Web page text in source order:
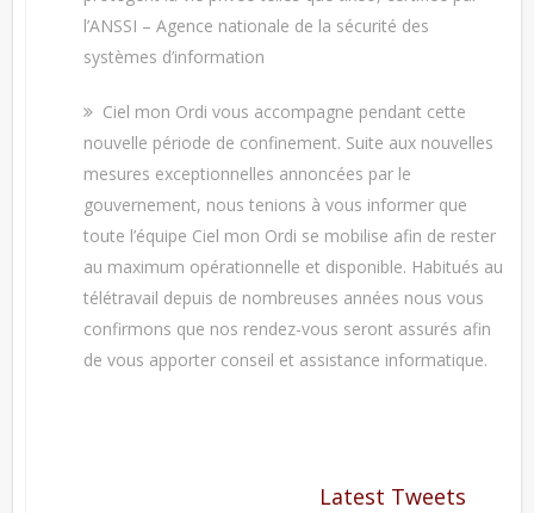
l’ANSSI – Agence nationale de la sécurité des
systèmes d’information
Ciel mon Ordi vous accompagne pendant cette
nouvelle période de confinement. Suite aux nouvelles
mesures exceptionnelles annoncées par le
gouvernement, nous tenions à vous informer que
toute l’équipe Ciel mon Ordi se mobilise afin de rester
au maximum opérationnelle et disponible. Habitués au
télétravail depuis de nombreuses années nous vous
confirmons que nos rendez-vous seront assurés afin
de vous apporter conseil et assistance informatique.
Latest Tweets